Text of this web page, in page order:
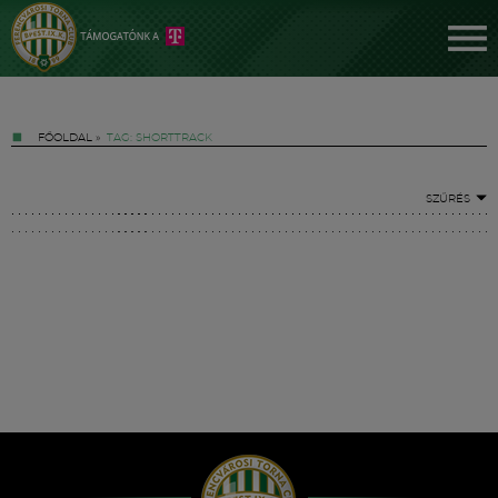
FŐOLDAL » TAG: SHORTTRACK
SZŰRÉS
Hírek